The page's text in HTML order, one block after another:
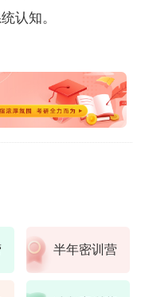
认知。
半年密训营